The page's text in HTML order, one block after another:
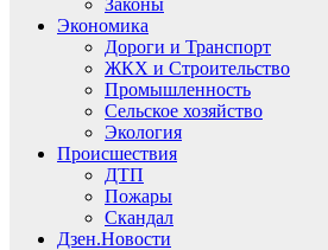
Законы
Экономика
Дороги и Транспорт
ЖКХ и Строительство
Промышленность
Сельское хозяйство
Экология
Происшествия
ДТП
Пожары
Скандал
Дзен.Новости